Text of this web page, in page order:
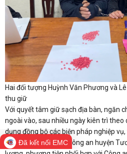
Hai đối tượng Huỳnh Văn Phương và
thu giữ
Với quyết tâm giữ sạch địa bàn, ngăn
ngoài vào, sau nhiều ngày kiên trì
dụng đồng bộ các biện pháp nghiệp
bản Pột, xã Nga My, Công an huyện
Đã kết nối EMC